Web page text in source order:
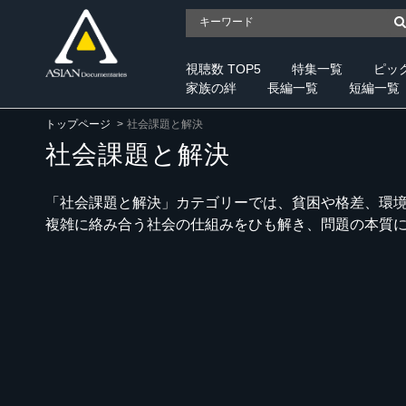
視聴数 TOP5 特集一覧
ピッ
家族の絆
長編一覧 短編一覧
トップページ 社会課題と解決
社会課題と解決
「社会課題と解決」カテゴリーでは、貧困や格差、
複雑に絡み合う社会の仕組みをひも解き、問題の本質